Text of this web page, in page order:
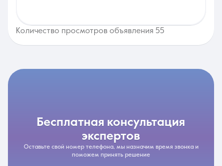
Количество просмотров объявления 55
бесплатная консультация
экспертов
Оставьте свой номер телефона, мы назначим время звонка и
поможем принять решение